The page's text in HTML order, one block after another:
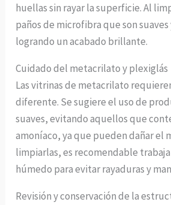
huellas sin rayar la superficie. Al
paños de microfibra que son
logrando un acabado brillante.
Cuidado del metacrilato y plexiglás
Las vitrinas de metacrilato
diferente. Se sugiere el uso de
suaves, evitando aquellos que
amoníaco, ya que pueden dañar el
limpiarlas, es recomendable
húmedo para evitar rayaduras y
Revisión y conservación de la